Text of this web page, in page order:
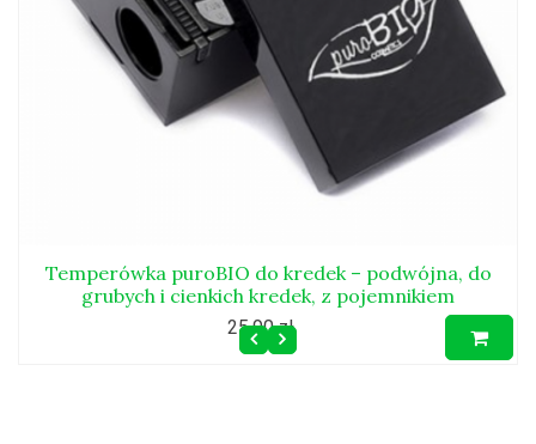
Temperówka puroBIO do kredek – podwójna, do
grubych i cienkich kredek, z pojemnikiem
25,90 zł